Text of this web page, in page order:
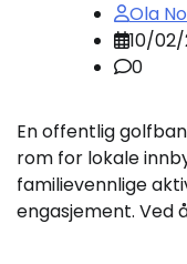
Ola
10/
0
En offentlig
rom for lokale
familievennlige
engasjement. Ved